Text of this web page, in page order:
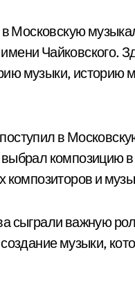
в Московскую
Чайковского.
музыки, историю
в
композицию в
композиторов и
сыграли важную
музыки,